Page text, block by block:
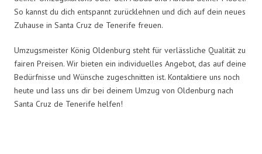
So kannst du dich entspannt zurücklehnen und dich auf dein neues
Zuhause in Santa Cruz de Tenerife freuen.
Umzugsmeister König Oldenburg steht für verlässliche Qualität zu
fairen Preisen. Wir bieten ein individuelles Angebot, das auf deine
Bedürfnisse und Wünsche zugeschnitten ist. Kontaktiere uns noch
heute und lass uns dir bei deinem Umzug von Oldenburg nach
Santa Cruz de Tenerife helfen!